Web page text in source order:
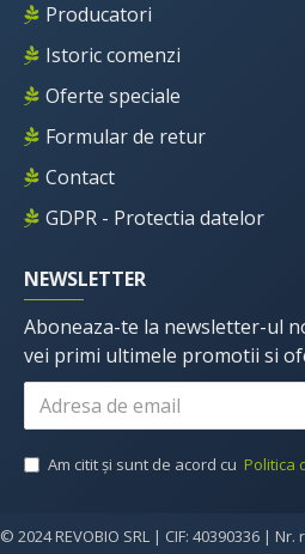
Producatori
Istoric comenzi
Oferte speciale
Formular de retur
Contact
GDPR - Protectia datelor
NEWSLETTER
Aboneaza-te la newsletter-ul
vei primi ultimele promotii si
Am citit şi sunt de acord cu Politica
© 2024 REVOBIO SRL | CIF: 40390336 |